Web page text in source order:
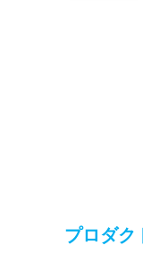
プロダク